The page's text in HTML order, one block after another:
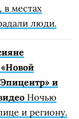
местах
люди.
и
Ночью
и региону.